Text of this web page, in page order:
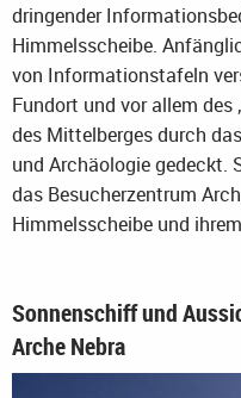
dringender
Himmelsscheibe.
von Informationstafeln
Fundort und vor allem
des Mittelberges durch
und Archäologie gedeckt.
das Besucherzentrum
Himmelsscheibe und
Sonnenschiff und
Arche Nebra